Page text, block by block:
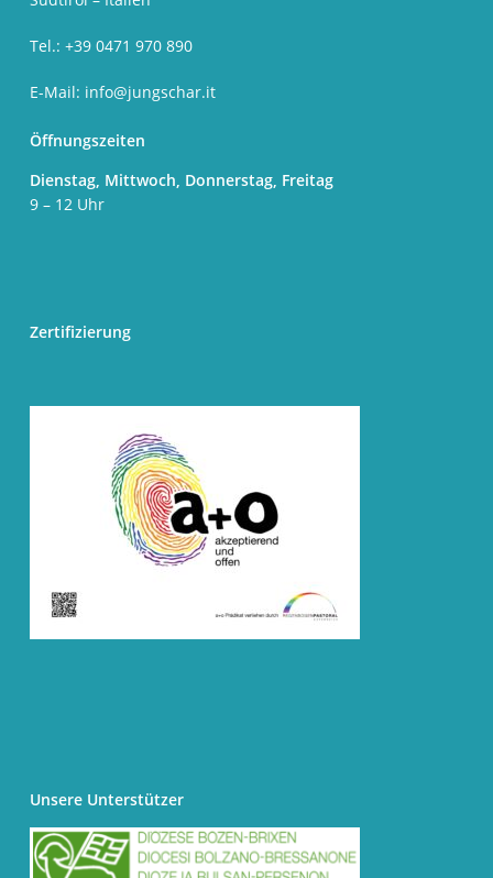
Tel.: +39 0471 970 890
E-Mail: info@jungschar.it
Öffnungszeiten
Dienstag, Mittwoch, Donnerstag, Freitag
9 – 12 Uhr
Zertifizierung
Unsere Unterstützer